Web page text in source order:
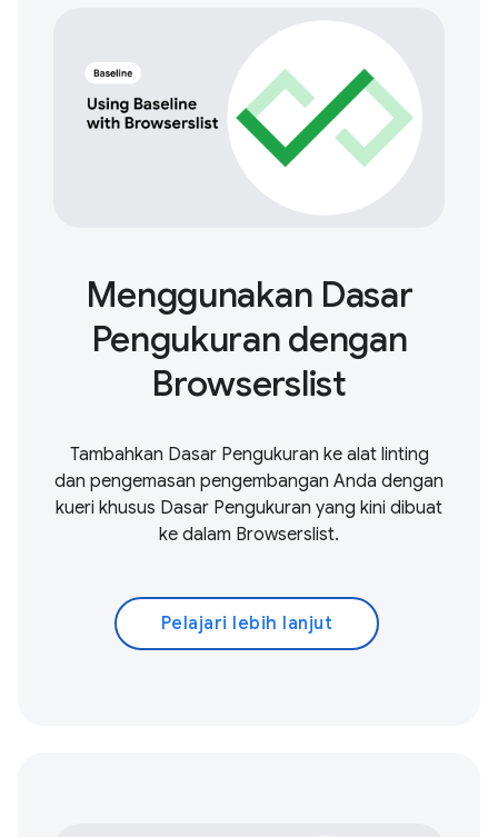
Menggunakan Dasar
Pengukuran dengan
Browserslist
Tambahkan Dasar Pengukuran ke alat linting
dan pengemasan pengembangan Anda dengan
kueri khusus Dasar Pengukuran yang kini dibuat
ke dalam Browserslist.
Pelajari lebih lanjut